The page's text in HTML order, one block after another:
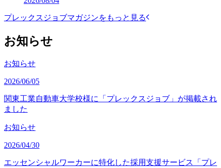
プレックスジョブマガジンをもっと見る
お知らせ
お知らせ
2026/06/05
関東工業自動車大学校様に「プレックスジョブ」が掲載され
ました
お知らせ
2026/04/30
エッセンシャルワーカーに特化した採用支援サービス「プレ